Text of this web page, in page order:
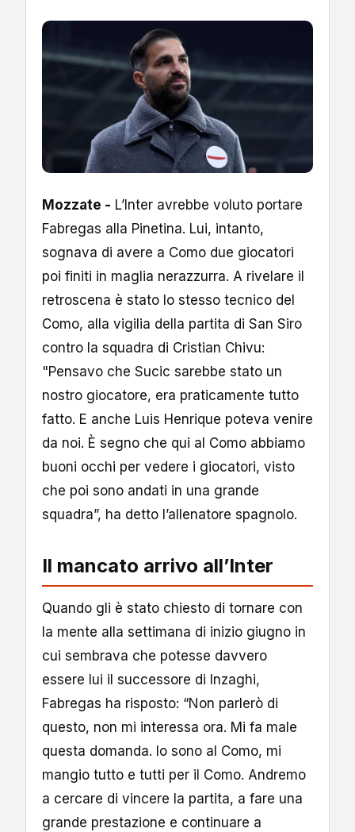
Mozzate - L’Inter avrebbe voluto portare
Fabregas alla Pinetina. Lui, intanto,
sognava di avere a Como due giocatori
poi finiti in maglia nerazzurra. A rivelare il
retroscena è stato lo stesso tecnico del
Como, alla vigilia della partita di San Siro
contro la squadra di Cristian Chivu:
"Pensavo che Sucic sarebbe stato un
nostro giocatore, era praticamente tutto
fatto. E anche Luis Henrique poteva venire
da noi. È segno che qui al Como abbiamo
buoni occhi per vedere i giocatori, visto
che poi sono andati in una grande
squadra”, ha detto l’allenatore spagnolo.
Il mancato arrivo all’Inter
Quando gli è stato chiesto di tornare con
la mente alla settimana di inizio giugno in
cui sembrava che potesse davvero
essere lui il successore di Inzaghi,
Fabregas ha risposto: “Non parlerò di
questo, non mi interessa ora. Mi fa male
questa domanda. Io sono al Como, mi
mangio tutto e tutti per il Como. Andremo
a cercare di vincere la partita, a fare una
grande prestazione e continuare a